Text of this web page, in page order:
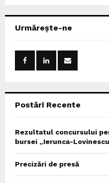
h
Urmărește-ne
Postări Recente
Rezultatul concursului
bursei „Ierunca-
Precizări de presă